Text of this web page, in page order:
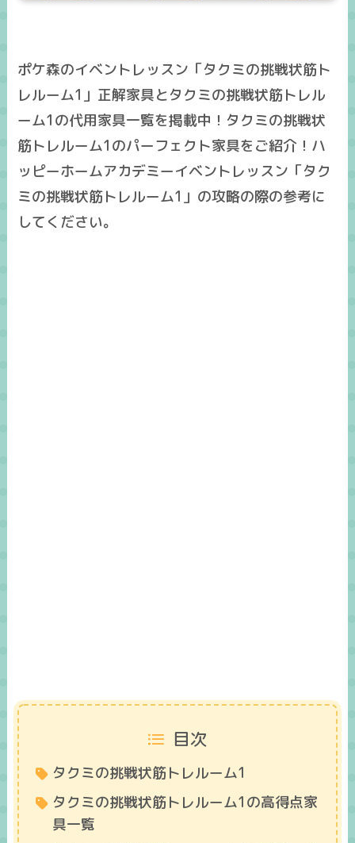
ポケ森のイベントレッスン「タクミの挑戦状筋ト
レルーム1」正解家具とタクミの挑戦状筋トレル
ーム1の代用家具一覧を掲載中！タクミの挑戦状
筋トレルーム1のパーフェクト家具をご紹介！ハ
ッピーホームアカデミーイベントレッスン「タク
ミの挑戦状筋トレルーム1」の攻略の際の参考に
してください。
目次
タクミの挑戦状筋トレルーム1
タクミの挑戦状筋トレルーム1の高得点家
具一覧